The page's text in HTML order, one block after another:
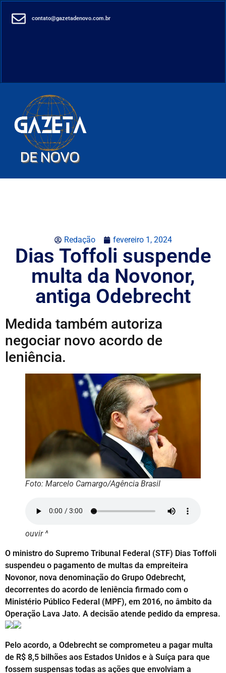
contato@gazetadenovo.com.br
Redação fevereiro 1, 2024
Dias Toffoli suspende
multa da Novonor,
antiga Odebrecht
Medida também autoriza
negociar novo acordo de
leniência.
Foto: Marcelo Camargo/Agência Brasil
ouvir ^
O ministro do Supremo Tribunal Federal (STF) Dias Toffoli
suspendeu o pagamento de multas da empreiteira
Novonor, nova denominação do Grupo Odebrecht,
decorrentes do acordo de leniência firmado com o
Ministério Público Federal (MPF), em 2016, no âmbito da
Operação Lava Jato. A decisão atende pedido da empresa.
Pelo acordo, a Odebrecht se comprometeu a pagar multa
de R$ 8,5 bilhões aos Estados Unidos e à Suíça para que
fossem suspensas todas as ações que envolviam a